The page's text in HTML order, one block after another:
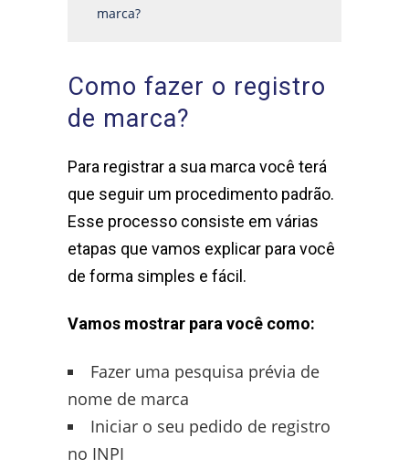
marca?
Como fazer o registro
de marca?
Para registrar a sua marca você terá
que seguir um procedimento padrão.
Esse processo consiste em várias
etapas que vamos explicar para você
de forma simples e fácil.
Vamos mostrar para você como:
Fazer uma pesquisa prévia de
nome de marca
Iniciar o seu pedido de registro
no INPI